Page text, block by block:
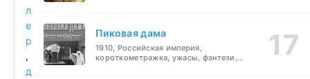
л
е
р
,
д
Пиковая дама
1910, Российская империя,
короткометражка, ужасы, фэнтези,